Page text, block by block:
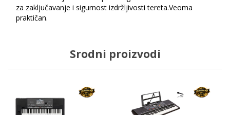
za zaključavanje i sigurnost izdržljivosti tereta.Veoma
praktičan.
Srodni proizvodi